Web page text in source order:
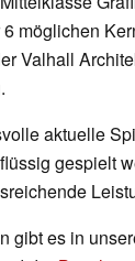
möglichen
Valhall
aktuelle
gespielt
gibt es in